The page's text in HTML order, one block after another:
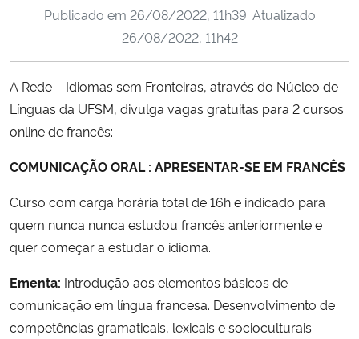
Ministério da Cidadania
Ministério da Ciência, Tecnologia, Inovações e Comunicações
Ministério do Turismo
Controladoria-Geral da União
Publicado em 26/08/2022, 11h39. Atualizado
26/08/2022, 11h42
A Rede – Idiomas sem Fronteiras, através do Núcleo de
Línguas da UFSM, divulga vagas gratuitas para 2 cursos
online de francês:
COMUNICAÇÃO ORAL : APRESENTAR-SE EM FRANCÊS
Curso com carga horária total de 16h e indicado para
quem nunca nunca estudou francês anteriormente e
quer começar a estudar o idioma.
Ementa: Introdução aos elementos básicos de
comunicação em língua francesa. Desenvolvimento de
competências gramaticais, lexicais e socioculturais